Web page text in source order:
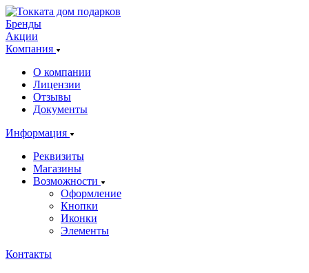
Бренды
Акции
Компания
О компании
Лицензии
Отзывы
Документы
Информация
Реквизиты
Магазины
Возможности
Оформление
Кнопки
Иконки
Элементы
Контакты